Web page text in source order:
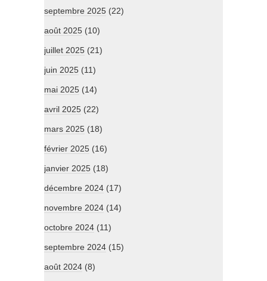
septembre 2025 (22)
août 2025 (10)
juillet 2025 (21)
juin 2025 (11)
mai 2025 (14)
avril 2025 (22)
mars 2025 (18)
février 2025 (16)
janvier 2025 (18)
décembre 2024 (17)
novembre 2024 (14)
octobre 2024 (11)
septembre 2024 (15)
août 2024 (8)